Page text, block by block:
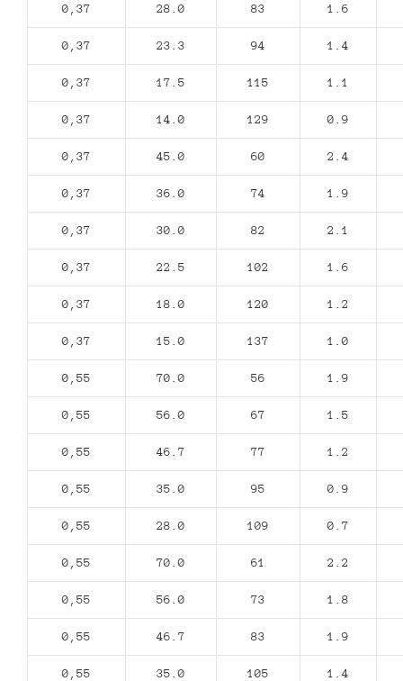
0,37 28.0 83 1.6
0,37 23.3 94 1.4
0,37 17.5 115 1.1
0,37 14.0 129 0.9
0,37 45.0 60 2.4
0,37 36.0 74 1.9
0,37 30.0 82 2.1
0,37 22.5 102 1.6
0,37 18.0 120 1.2
0,37 15.0 137 1.0
0,55 70.0 56 1.9
0,55 56.0 67 1.5
0,55 46.7 77 1.2
0,55 35.0 95 0.9
0,55 28.0 109 0.7
0,55 70.0 61 2.2
0,55 56.0 73 1.8
0,55 46.7 83 1.9
0,55 35.0 105 1.4